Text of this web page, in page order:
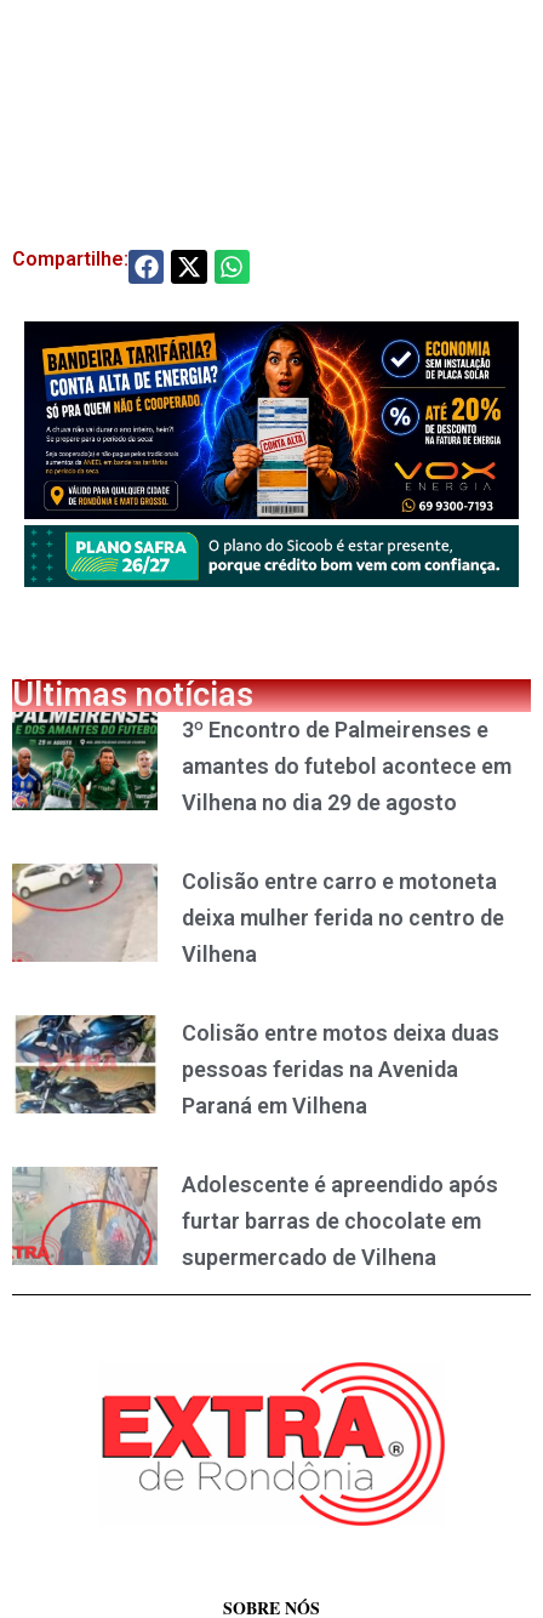
Compartilhe:
Últimas notícias
3º Encontro de Palmeirenses e
amantes do futebol acontece em
Vilhena no dia 29 de agosto
Colisão entre carro e motoneta
deixa mulher ferida no centro de
Vilhena
Colisão entre motos deixa duas
pessoas feridas na Avenida
Paraná em Vilhena
Adolescente é apreendido após
furtar barras de chocolate em
supermercado de Vilhena
SOBRE NÓS